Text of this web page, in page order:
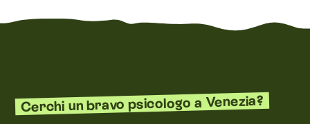
Cerchi un bravo psicologo a Venezia?